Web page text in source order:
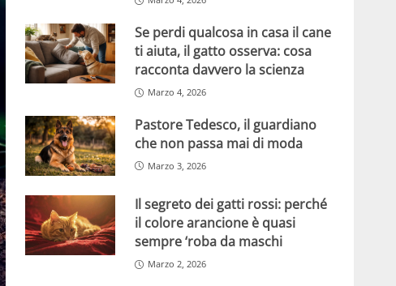
Se perdi qualcosa in casa il cane
ti aiuta, il gatto osserva: cosa
racconta davvero la scienza
Marzo 4, 2026
Pastore Tedesco, il guardiano
che non passa mai di moda
Marzo 3, 2026
Il segreto dei gatti rossi: perché
il colore arancione è quasi
sempre ‘roba da maschi
Marzo 2, 2026